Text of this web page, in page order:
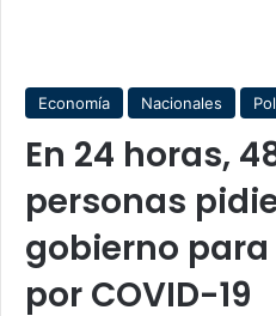
Economía Nacionales
En 24 horas,
personas
gobierno
por COVID-19